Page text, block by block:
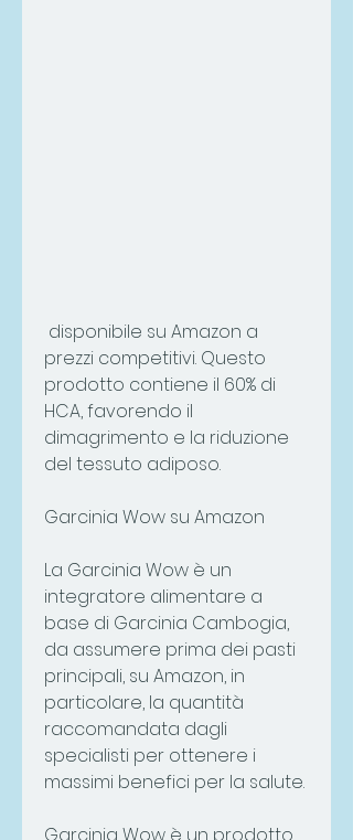
prezzi competitivi. Questo
prodotto contiene il 60% di
HCA, favorendo il
dimagrimento e la riduzione
del tessuto adiposo.
Garcinia Wow su Amazon
La Garcinia Wow è un
integratore alimentare a
base di Garcinia Cambogia,
da assumere prima dei pasti
principali, su Amazon, in
particolare, la quantità
raccomandata dagli
specialisti per ottenere i
massimi benefici per la salute.